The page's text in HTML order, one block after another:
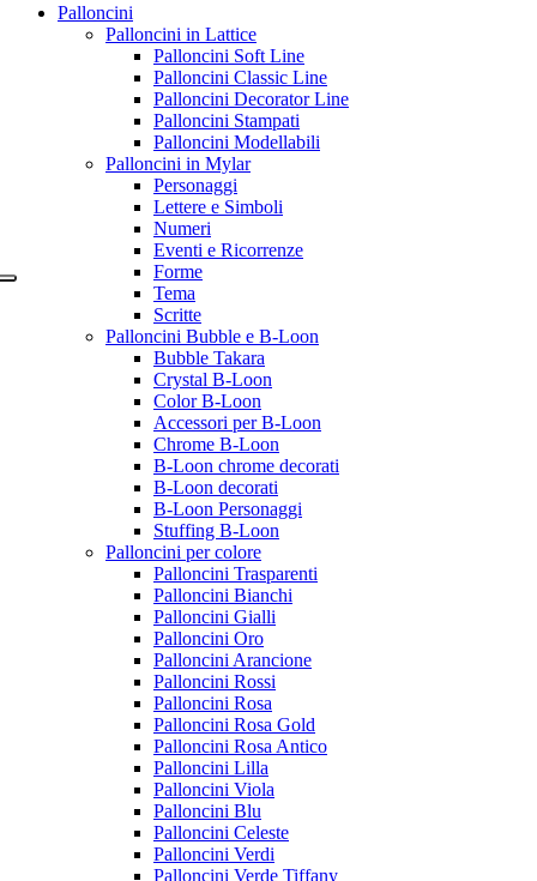
Palloncini
Palloncini in Lattice
Palloncini Soft Line
Palloncini Classic Line
Palloncini Decorator Line
Palloncini Stampati
Palloncini Modellabili
Palloncini in Mylar
Personaggi
Lettere e Simboli
Numeri
Eventi e Ricorrenze
Forme
Tema
Scritte
Palloncini Bubble e B-Loon
Bubble Takara
Crystal B-Loon
Color B-Loon
Accessori per B-Loon
Chrome B-Loon
B-Loon chrome decorati
B-Loon decorati
B-Loon Personaggi
Stuffing B-Loon
Palloncini per colore
Palloncini Trasparenti
Palloncini Bianchi
Palloncini Gialli
Palloncini Oro
Palloncini Arancione
Palloncini Rossi
Palloncini Rosa
Palloncini Rosa Gold
Palloncini Rosa Antico
Palloncini Lilla
Palloncini Viola
Palloncini Blu
Palloncini Celeste
Palloncini Verdi
Palloncini Verde Tiffany